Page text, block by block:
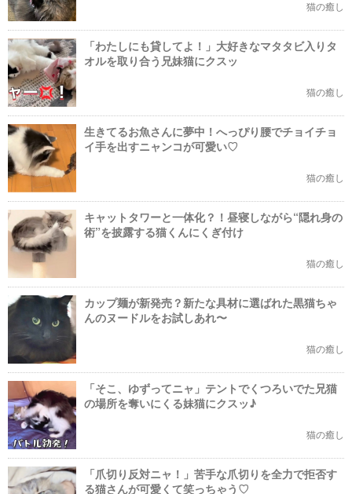
猫の癒し
「わたしにも貸してよ！」大好きなマタタビ入りタ
オルを取り合う兄妹猫にクスッ
猫の癒し
生きてるお魚さんに夢中！へっぴり腰でチョイチョ
イ手を出すニャンコが可愛い♡
猫の癒し
キャットタワーと一体化？！昼寝しながら“隠れ身の
術”を披露する猫くんにくぎ付け
猫の癒し
カップ麺が新発売？新たな具材に選ばれた黒猫ちゃ
んのヌードルをお試しあれ〜
猫の癒し
「そこ、ゆずってニャ」テントでくつろいでた兄猫
の場所を奪いにくる妹猫にクスッ♪
猫の癒し
「爪切り反対ニャ！」苦手な爪切りを全力で拒否す
る猫さんが可愛くて笑っちゃう♡